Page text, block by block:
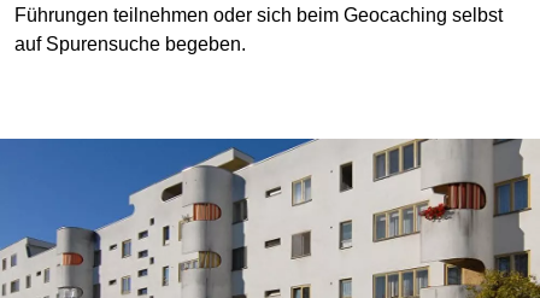
Führungen teilnehmen oder sich beim Geocaching selbst
auf Spurensuche begeben.